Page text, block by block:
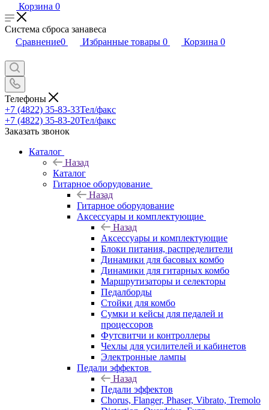
Корзина 0
Система сброса занавеса
Сравнение0 Избранные товары 0 Корзина 0
Телефоны
+7 (4822) 35-83-33Тел/факс
+7 (4822) 35-83-20Тел/факс
Заказать звонок
Каталог
Назад
Каталог
Гитарное оборудование
Назад
Гитарное оборудование
Аксессуары и комплектующие
Назад
Аксессуары и комплектующие
Блоки питания, распределители
Динамики для басовых комбо
Динамики для гитарных комбо
Маршрутизаторы и селекторы
Педалборды
Стойки для комбо
Сумки и кейсы для педалей и
процессоров
Футсвитчи и контроллеры
Чехлы для усилителей и кабинетов
Электронные лампы
Педали эффектов
Назад
Педали эффектов
Chorus, Flanger, Phaser, Vibrato, Tremolo